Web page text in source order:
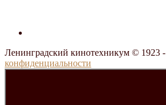
Ленинградский кинотехникум © 1923 -
конфиденциальности